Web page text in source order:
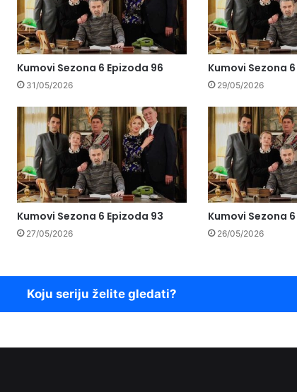
Kumovi Sezona 6 Epizoda 96
31/05/2026
Kumovi Sezona
29/05/2026
Kumovi Sezona 6 Epizoda 93
27/05/2026
Kumovi Sezona
26/05/2026
Koju seriju želite gledati?